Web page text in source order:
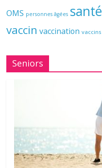
OMS personnes âgées santé
vaccin vaccination vaccins
Seniors